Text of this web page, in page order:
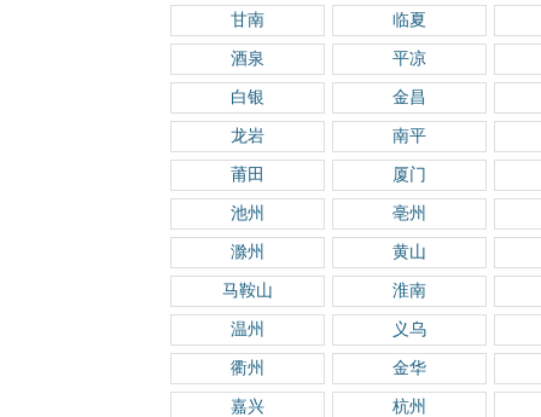
甘南 临夏
酒泉 平凉
白银 金昌
龙岩 南平
莆田 厦门
池州 亳州
滁州 黄山
马鞍山 淮南
温州 义乌
衢州 金华
嘉兴 杭州